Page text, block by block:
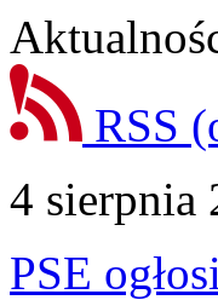
RSS
4 sierpnia
PSE